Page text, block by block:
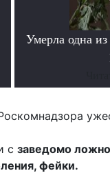
Умерла одна
с заведомо
фейки.